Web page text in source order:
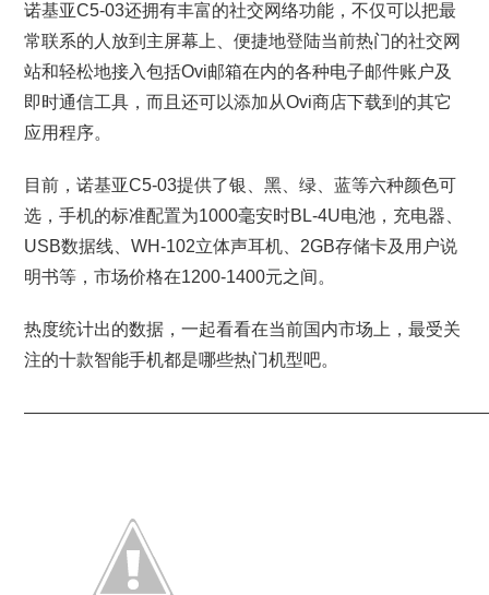
诺基亚C5-03还拥有丰富的社交网络功能，不仅可以把最
常联系的人放到主屏幕上、便捷地登陆当前热门的社交网
站和轻松地接入包括Ovi邮箱在内的各种电子邮件账户及
即时通信工具，而且还可以添加从Ovi商店下载到的其它
应用程序。
目前，诺基亚C5-03提供了银、黑、绿、蓝等六种颜色可
选，手机的标准配置为1000毫安时BL-4U电池，充电器、
USB数据线、WH-102立体声耳机、2GB存储卡及用户说
明书等，市场价格在1200-1400元之间。
热度统计出的数据，一起看看在当前国内市场上，最受关
注的十款智能手机都是哪些热门机型吧。